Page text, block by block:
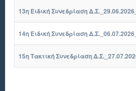
13η Ειδική Συνεδρίαση
14η Ειδική Συνεδρίαση
15η Τακτική Συνεδρίαση